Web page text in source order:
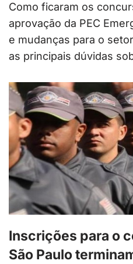
Como ficaram os
aprovação da PEC
e mudanças para o
as principais dúvidas
Inscrições para o
São Paulo